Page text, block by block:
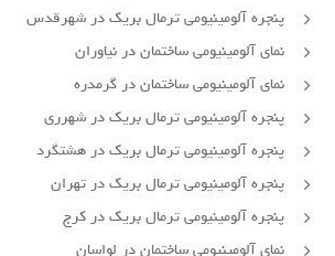
پنجره آلومینیومی ترمال بریک در شهرقدس
نمای آلومینیومی ساختمان در نیاوران
نمای آلومینیومی ساختمان در گرمدره
پنجره آلومینیومی ترمال بریک در شهرری
پنجره آلومینیومی ترمال بریک در هشتگرد
پنجره آلومینیومی ترمال بریک در تهران
پنجره آلومینیومی ترمال بریک در کرج
نمای آلومینیومی ساختمان در لواسان